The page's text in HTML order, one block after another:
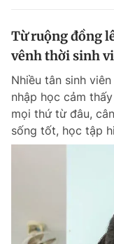
Từ ruộng đồng
vênh thời sinh
Nhiều tân sinh
nhập học cảm
mọi thứ từ đâu,
sống tốt, học tập